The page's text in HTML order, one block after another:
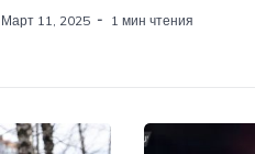
Март 11, 2025 1 мин чтения